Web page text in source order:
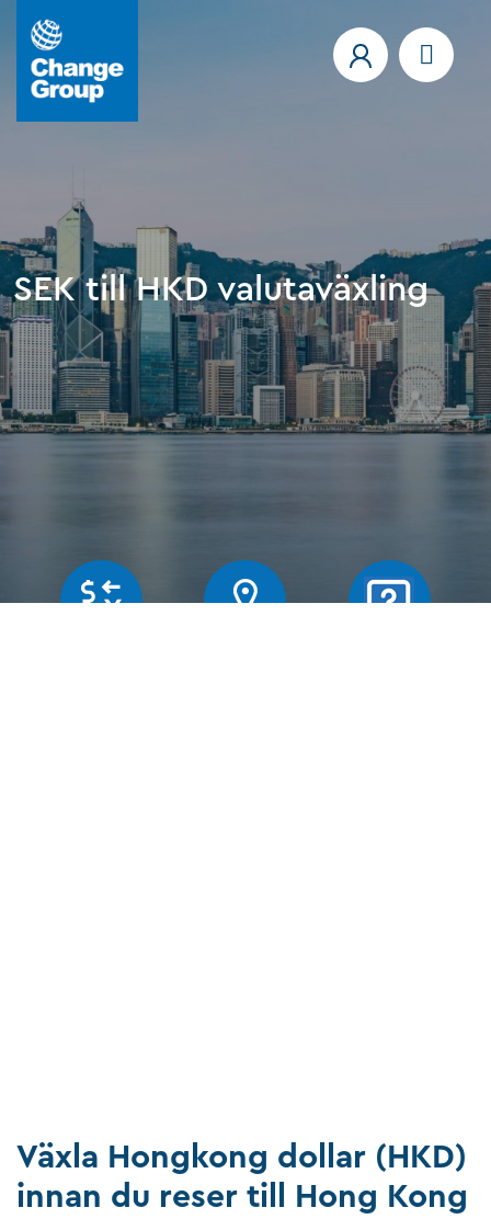
SEK till HKD valutaväxling
Växla Hongkong dollar (HKD)
innan du reser till Hong Kong